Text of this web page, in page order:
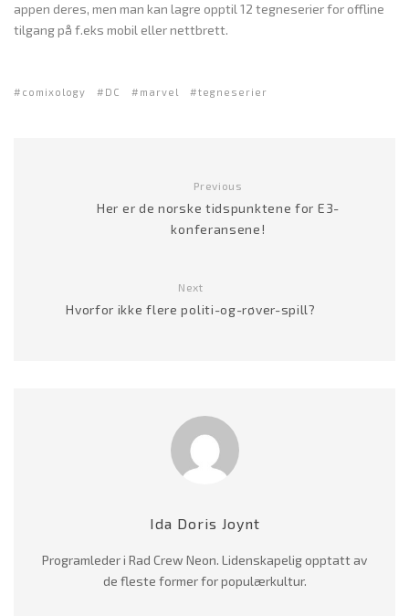
appen deres, men man kan lagre opptil 12 tegneserier for offline
tilgang på f.eks mobil eller nettbrett.
comixology DC marvel tegneserier
Previous
Her er de norske tidspunktene for E3-
konferansene!
Next
Hvorfor ikke flere politi-og-røver-spill?
Ida Doris Joynt
Programleder i Rad Crew Neon. Lidenskapelig opptatt av
de fleste former for populærkultur.